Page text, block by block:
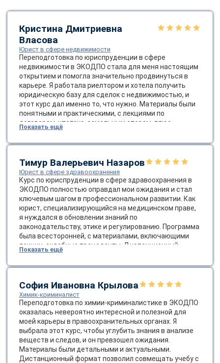
Кристина Дмитриевна
Власова
Юрист в сфере недвижимости
Переподготовка по юриспруденции в сфере
недвижимости в ЭКОДПО стала для меня настоящим
открытием и помогла значительно продвинуться в
карьере. Я работала риелтором и хотела получить
юридическую базу для сделок с недвижимостью, и
этот курс дал именно то, что нужно. Материалы были
понятными и практическими, с лекциями по
договорам, ипотеке, земельным спорам, плюс
инфографикой и кейс-стади из реальной практики.
Дистанционный формат сэкономил время и деньги:
командировках, с возможностью пересматривать
записи. После окончания я применила эти знания в
работе, успешно закрыв сложные сделки, и коллеги
отметили мой рост. ЭКОДПО — отличный выбор для
профессионалов в недвижимости, рекомендую всем,
кто хочет углубить юридические навыки без стресса!
Показать ещё
Тимур Валерьевич Назаров
Юрист в сфере здравоохранения
Курс по юриспруденции в сфере здравоохранения в
ЭКОДПО полностью оправдал мои ожидания и стал
ключевым шагом в профессиональном развитии. Как
юрист, специализирующийся на медицинском праве,
я нуждался в обновлении знаний по
законодательству, этике и регулированию. Программа
была всесторонней, с материалами, включающими
лекции, судебные прецеденты. Дистанционный
формат оказался идеальным: гибкий график позволил
учиться без отрыва от основной работы, с доступом
уже пригодился в консультациях клиентов, и я
чувствую себя увереннее в этой нише. Спасибо
ЭКОДПО за высокое качество образования —
рекомендую всем коллегам в медицинской
юриспруденции!
Показать ещё
София Ивановна Крылова
Химик-криминалист
Переподготовка по химии-криминалистике в ЭКОДПО
оказалась невероятно интересной и полезной для
моей карьеры в правоохранительных органах. Я
выбрала этот курс, чтобы углубить знания в анализе
веществ и следов, и он превзошел ожидания.
Материалы были детальными и актуальными.
Дистанционный формат позволил совмещать учебу с
ChatApp
online
Свяжитесь с нами через любой удобный мессенджер!
Telegram WhatsApp
Vkontakte EMail
Max